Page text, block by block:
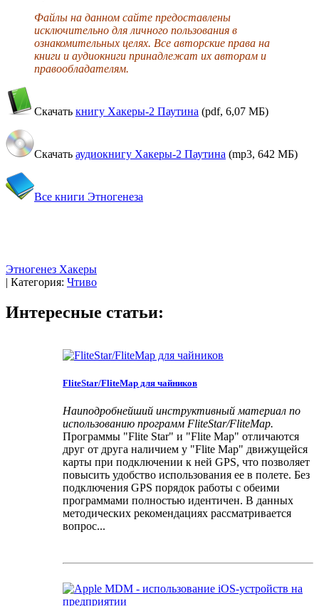
Файлы на данном сайте предоставлены
исключительно для личного пользования в
ознакомительных целях. Все авторские права на
книги и аудиокниги принадлежат их авторам и
правообладателям.
Скачать книгу Хакеры-2 Паутина (pdf, 6,07 МБ)
Скачать аудиокнигу Хакеры-2 Паутина (mp3, 642 МБ)
Все книги Этногенеза
Этногенез Хакеры
| Категория: Чтиво
Интересные статьи:
FliteStar/FliteMap для чайников
Наиподробнейший инструктивный материал по
использованию программ FliteStar/FliteMap.
Программы "Flite Star" и "Flite Map" отличаются
друг от друга наличием у "Flite Map" движущейся
карты при подключении к ней GPS, что позволяет
повысить удобство использования ее в полете. Без
подключения GPS порядок работы с обеими
программами полностью идентичен. В данных
методических рекомендациях рассматривается
вопрос...